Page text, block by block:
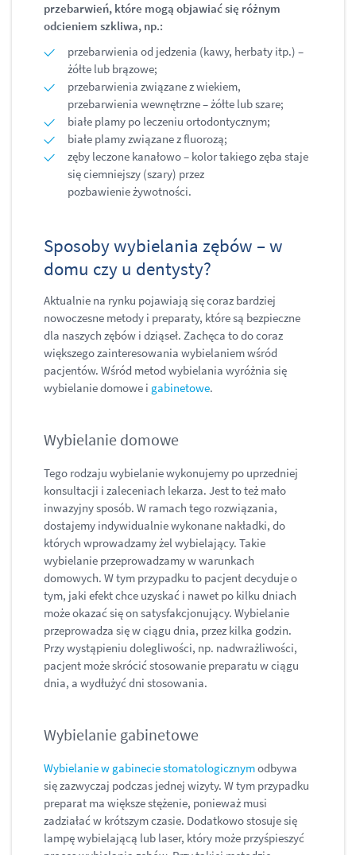
przebarwień, które mogą objawiać się różnym
odcieniem szkliwa, np.:
przebarwienia od jedzenia (kawy, herbaty itp.) –
żółte lub brązowe;
przebarwienia związane z wiekiem,
przebarwienia wewnętrzne – żółte lub szare;
białe plamy po leczeniu ortodontycznym;
białe plamy związane z fluorozą;
zęby leczone kanałowo – kolor takiego zęba staje
się ciemniejszy (szary) przez
pozbawienie żywotności.
Sposoby wybielania zębów – w
domu czy u dentysty?
Aktualnie na rynku pojawiają się coraz bardziej
nowoczesne metody i preparaty, które są bezpieczne
dla naszych zębów i dziąseł. Zachęca to do coraz
większego zainteresowania wybielaniem wśród
pacjentów. Wśród metod wybielania wyróżnia się
wybielanie domowe i gabinetowe.
Wybielanie domowe
Tego rodzaju wybielanie wykonujemy po uprzedniej
konsultacji i zaleceniach lekarza. Jest to też mało
inwazyjny sposób. W ramach tego rozwiązania,
dostajemy indywidualnie wykonane nakładki, do
których wprowadzamy żel wybielający. Takie
wybielanie przeprowadzamy w warunkach
domowych. W tym przypadku to pacjent decyduje o
tym, jaki efekt chce uzyskać i nawet po kilku dniach
może okazać się on satysfakcjonujący. Wybielanie
przeprowadza się w ciągu dnia, przez kilka godzin.
Przy wystąpieniu dolegliwości, np. nadwrażliwości,
pacjent może skrócić stosowanie preparatu w ciągu
dnia, a wydłużyć dni stosowania.
Wybielanie gabinetowe
Wybielanie w gabinecie stomatologicznymodbywa
się zazwyczaj podczas jednej wizyty. W tym przypadku
preparat ma większe stężenie, ponieważ musi
zadziałać w krótszym czasie. Dodatkowo stosuje się
lampę wybielającą lub laser, który może przyśpieszyć